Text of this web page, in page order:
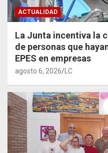
ACTUALIDAD
La Junta incentiva la
de personas que
EPES en empresas
agosto 6, 2026 LC